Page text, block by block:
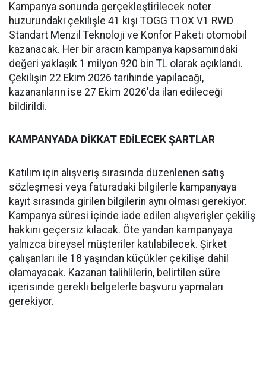
Kampanya sonunda gerçekleştirilecek noter
huzurundaki çekilişle 41 kişi TOGG T10X V1 RWD
Standart Menzil Teknoloji ve Konfor Paketi otomobil
kazanacak. Her bir aracın kampanya kapsamındaki
değeri yaklaşık 1 milyon 920 bin TL olarak açıklandı.
Çekilişin 22 Ekim 2026 tarihinde yapılacağı,
kazananların ise 27 Ekim 2026'da ilan edileceği
bildirildi.
KAMPANYADA DİKKAT EDİLECEK ŞARTLAR
Katılım için alışveriş sırasında düzenlenen satış
sözleşmesi veya faturadaki bilgilerle kampanyaya
kayıt sırasında girilen bilgilerin aynı olması gerekiyor.
Kampanya süresi içinde iade edilen alışverişler çekiliş
hakkını geçersiz kılacak. Öte yandan kampanyaya
yalnızca bireysel müşteriler katılabilecek. Şirket
çalışanları ile 18 yaşından küçükler çekilişe dahil
olamayacak. Kazanan talihlilerin, belirtilen süre
içerisinde gerekli belgelerle başvuru yapmaları
gerekiyor.